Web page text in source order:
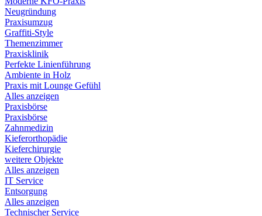
Neugründung
Praxisumzug
Graffiti-Style
Themenzimmer
Praxisklinik
Perfekte Linienführung
Ambiente in Holz
Praxis mit Lounge Gefühl
Alles anzeigen
Praxisbörse
Praxisbörse
Zahnmedizin
Kieferorthopädie
Kieferchirurgie
weitere Objekte
Alles anzeigen
IT Service
Entsorgung
Alles anzeigen
Technischer Service